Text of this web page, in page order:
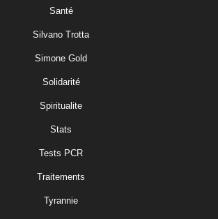
Santé
Silvano Trotta
Simone Gold
Solidarité
Spiritualite
Stats
Tests PCR
Traitements
Tyrannie